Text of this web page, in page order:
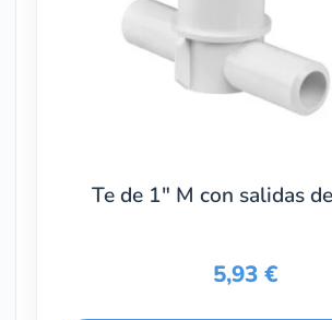
Te de 1″ M con salidas
5,93 €